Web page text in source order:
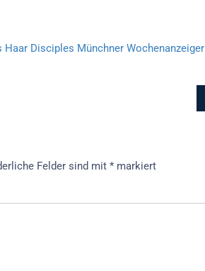
Haar Disciples Münchner Wochenanzeiger
Felder sind mit * markiert